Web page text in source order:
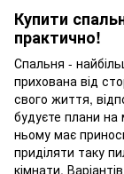
Купити
практично!
Спальня -
прихована від
свого життя,
будуєте плани на
ньому має
приділяти таку
кімнати.